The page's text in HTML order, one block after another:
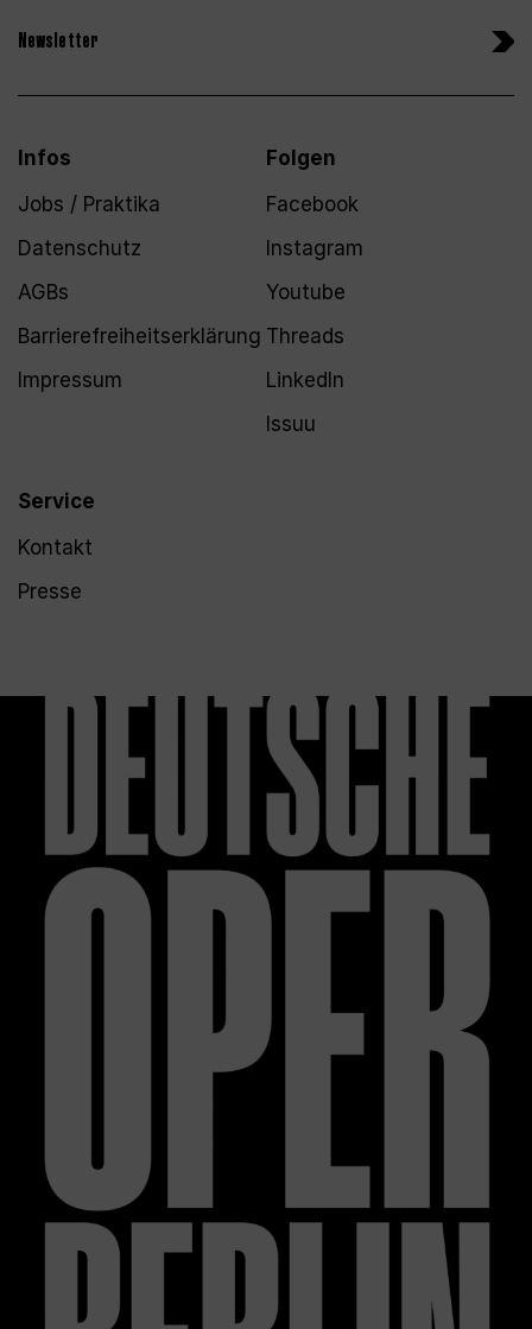
Newsletter
Infos
Jobs / Praktika
Datenschutz
AGBs
Barrierefreiheitserklärung
Impressum
Service
Kontakt
Presse
Folgen
Facebook
Instagram
Youtube
Threads
LinkedIn
Issuu